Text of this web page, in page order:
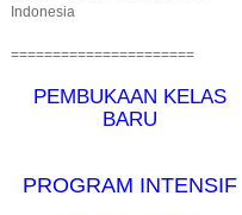
Indonesia
======================
PEMBUKAAN KELAS
BARU
PROGRAM INTENSIF